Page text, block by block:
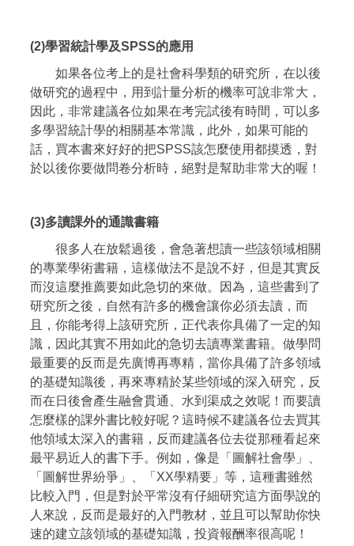
(2)學習統計學及SPSS的應用
如果各位考上的是社會科學類的研究所，在以後
做研究的過程中，用到計量分析的機率可說非常大，
因此，非常建議各位如果在考完試後有時間，可以多
多學習統計學的相關基本常識，此外，如果可能的
話，買本書來好好的把SPSS該怎麼使用都摸透，對
於以後你要做問卷分析時，絕對是幫助非常大的喔！
(3)多讀課外的通識書籍
很多人在放鬆過後，會急著想讀一些該領域相關
的專業學術書籍，這樣做法不是說不好，但是其實反
而沒這麼推薦要如此急切的來做。因為，這些書到了
研究所之後，自然有許多的機會讓你必須去讀，而
且，你能考得上該研究所，正代表你具備了一定的知
識，因此其實不用如此的急切去讀專業書籍。做學問
最重要的反而是先廣博再專精，當你具備了許多領域
的基礎知識後，再來專精於某些領域的深入研究，反
而在日後會產生融會貫通、水到渠成之效呢！而要讀
怎麼樣的課外書比較好呢？這時候不建議各位去買其
他領域太深入的書籍，反而建議各位去從那種看起來
最平易近人的書下手。例如，像是「圖解社會學」、
「圖解世界紛爭」、「XX學精要」等，這種書雖然
比較入門，但是對於平常沒有仔細研究這方面學說的
人來說，反而是最好的入門教材，並且可以幫助你快
速的建立該領域的基礎知識，投資報酬率很高呢！